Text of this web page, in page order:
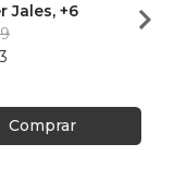
Jales, +6
Comprar
Vivy